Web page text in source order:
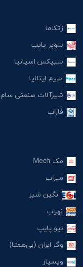
زتکاما
سوپر پایپ
سیپکس اسپانیا
سیم ایتالیا
شیرآلات صنعتی سام
فاراب
مک Mech
میراب
نگین شیر
نهراب
نیو پایپ
وگ ایران (بی‌همتا)
ویسپار